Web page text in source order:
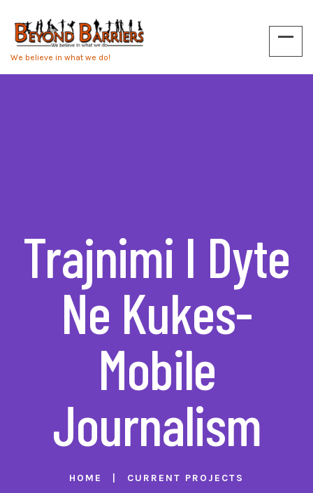
We believe in what we do!
Trajnimi I Dyte
Ne Kukes-
Mobile
Journalism
HOME CURRENT PROJECTS